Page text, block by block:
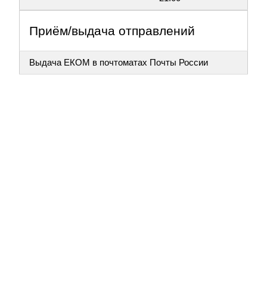
Приём/выдача отправлений
Выдача ЕКОМ в почтоматах Почты России